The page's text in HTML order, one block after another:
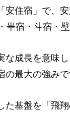
安住宿」で、
畢宿・斗宿・
な成長を意味
最大の強みで
た基盤を「飛